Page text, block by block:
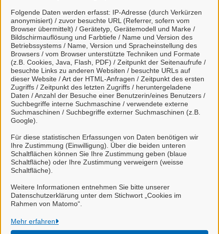
Folgende Daten werden erfasst: IP-Adresse (durch Verkürzen
anonymisiert) / zuvor besuchte URL (Referrer, sofern vom
Browser übermittelt) / Gerätetyp, Gerätemodell und Marke /
Bildschirmauflösung und Farbtiefe / Name und Version des
Betriebssystems / Name, Version und Spracheinstellung des
Browsers / vom Browser unterstützte Techniken und Formate
(z.B. Cookies, Java, Flash, PDF) / Zeitpunkt der Seitenaufrufe /
besuchte Links zu anderen Websiten / besuchte URLs auf
dieser Website / Art der HTML-Anfragen / Zeitpunkt des ersten
Zugriffs / Zeitpunkt des letzten Zugriffs / heruntergeladene
Daten / Anzahl der Besuche einer Benutzerin/eines Benutzers /
Suchbegriffe interne Suchmaschine / verwendete externe
Suchmaschinen / Suchbegriffe externer Suchmaschinen (z.B.
Google).
Für diese statistischen Erfassungen von Daten benötigen wir
Ihre Zustimmung (Einwilligung). Über die beiden unteren
Schaltflächen können Sie Ihre Zustimmung geben (blaue
Schaltfläche) oder Ihre Zustimmung verweigern (weisse
Schaltfläche).
Weitere Informationen entnehmen Sie bitte unserer
Datenschutzerklärung unter dem Stichwort „Cookies im
Rahmen von Matomo“.
Mehr erfahren
Kontakt
Allgemeine Ordnung
Kontaktpersonen
Sachbearbeiter/-in
Stadt Celle